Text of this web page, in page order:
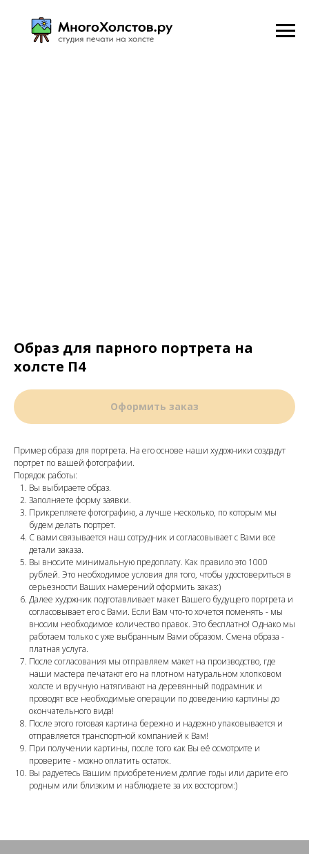
Образ для парного портрета на
холсте П4
Оформить заказ
Пример образа для портрета. На его основе наши художники создадут
портрет по вашей фотографии.
Порядок работы:
Вы выбираете образ.
Заполняете форму заявки.
Прикрепляете фотографию, а лучше несколько, по которым мы
будем делать портрет.
С вами связывается наш сотрудник и согласовывает с Вами все
детали заказа.
Вы вносите минимальную предоплату. Как правило это 1000
рублей. Это необходимое условия для того, чтобы удостовериться в
серьезности Ваших намерений оформить заказ:)
Далее художник подготавливает макет Вашего будущего портрета и
согласовывает его с Вами. Если Вам что-то хочется поменять - мы
вносим необходимое количество правок. Это бесплатно! Однако мы
работаем только с уже выбранным Вами образом. Смена образа -
платная услуга.
После согласования мы отправляем макет на производство, где
наши мастера печатают его на плотном натуральном хлопковом
холсте и вручную натягивают на деревянный подрамник и
проводят все необходимые операции по доведению картины до
окончательного вида!
После этого готовая картина бережно и надежно упаковывается и
отправляется транспортной компанией к Вам!
При получении картины, после того как Вы её осмотрите и
проверите - можно оплатить остаток.
Вы радуетесь Вашим приобретением долгие годы или дарите его
родным или близким и наблюдаете за их восторгом:)